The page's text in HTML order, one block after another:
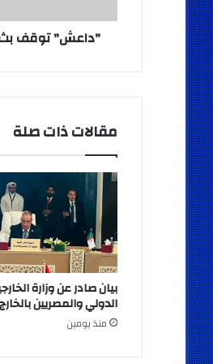
"داعش" توقف بث
مقالات ذات صلة
بيان صادر عن وزارة
الدولي والمصريين بالخارج
منذ يومين